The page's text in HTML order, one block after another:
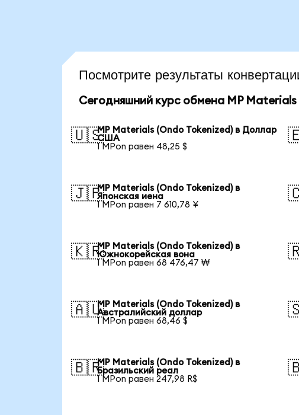
Посмотрите результаты
Сегодняшний курс обмена MP Materials
🇺🇸MP Materials (Ondo Tokenized) в Доллар
США
1 MPon равен 48,25 $
🇯🇵MP Materials (Ondo Tokenized) в
Японская иена
1 MPon равен 7 610,78 ¥
🇰🇷MP Materials (Ondo Tokenized) в
Южнокорейская вона
1 MPon равен 68 476,47 ₩
🇦🇺MP Materials (Ondo Tokenized) в
Австралийский доллар
1 MPon равен 68,46 $
🇧🇷MP Materials (Ondo Tokenized) в
Бразильский реал
1 MPon равен 247,98 R$